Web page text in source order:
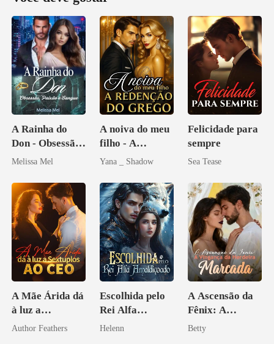
A Rainha do
Don - Obsessão,
Paixão e Sangue
Melissa Mel
A noiva do meu
filho - A
Redenção do
Yana _ Shadow
Felicidade para
sempre
Sea Tease
A Mãe Árida dá
à luz a
Sextuplos ao
Author Feathers
Escolhida pelo
Rei Alfa
Amaldiçoado
Helenn
A Ascensão da
Fênix: A
Vingança da
Betty